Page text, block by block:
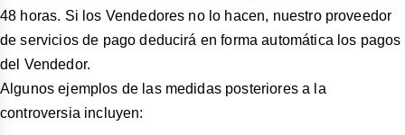
48 horas. Si los Vendedores no lo hacen, nuestro proveedor
de servicios de pago deducirá en forma automática los pagos
del Vendedor.
Algunos ejemplos de las medidas posteriores a la
controversia incluyen: